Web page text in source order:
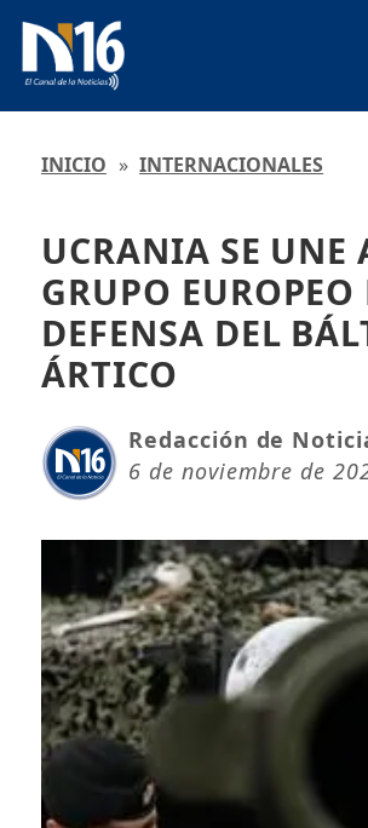
INICIO » INTERNACIONALES
UCRANIA SE UNE
GRUPO EUROPEO
DEFENSA DEL
ÁRTICO
Redacción de
6 de noviembre de